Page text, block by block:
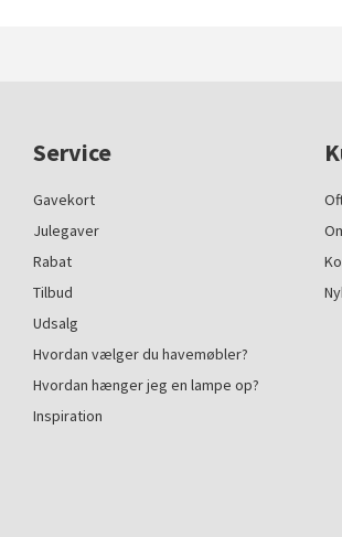
Service
Gavekort
Julegaver
Rabat
Tilbud
Udsalg
Hvordan vælger du havemøbler?
Hvordan hænger jeg en lampe op?
Inspiration